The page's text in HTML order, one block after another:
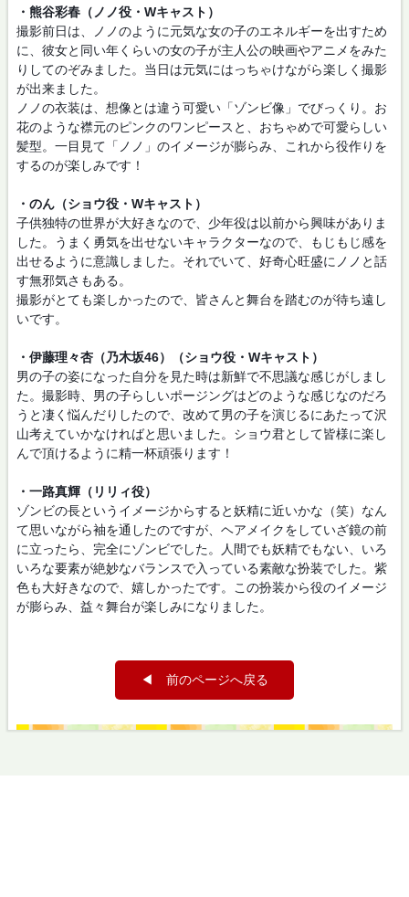
・熊谷彩春（ノノ役・Wキャスト）
撮影前日は、ノノのように元気な女の子のエネルギーを出すため
に、彼女と同い年くらいの女の子が主人公の映画やアニメをみた
りしてのぞみました。当日は元気にはっちゃけながら楽しく撮影
が出来ました。
ノノの衣装は、想像とは違う可愛い「ゾンビ像」でびっくり。お
花のような襟元のピンクのワンピースと、おちゃめで可愛らしい
髪型。一目見て「ノノ」のイメージが膨らみ、これから役作りを
するのが楽しみです！
・のん（ショウ役・Wキャスト）
子供独特の世界が大好きなので、少年役は以前から興味がありま
した。うまく勇気を出せないキャラクターなので、もじもじ感を
出せるように意識しました。それでいて、好奇心旺盛にノノと話
す無邪気さもある。
撮影がとても楽しかったので、皆さんと舞台を踏むのが待ち遠し
いです。
・伊藤理々杏（乃木坂46）（ショウ役・Wキャスト）
男の子の姿になった自分を見た時は新鮮で不思議な感じがしまし
た。撮影時、男の子らしいポージングはどのような感じなのだろ
うと凄く悩んだりしたので、改めて男の子を演じるにあたって沢
山考えていかなければと思いました。ショウ君として皆様に楽し
んで頂けるように精一杯頑張ります！
・一路真輝（リリィ役）
ゾンビの長というイメージからすると妖精に近いかな（笑）なん
て思いながら袖を通したのですが、ヘアメイクをしていざ鏡の前
に立ったら、完全にゾンビでした。人間でも妖精でもない、いろ
いろな要素が絶妙なバランスで入っている素敵な扮装でした。紫
色も大好きなので、嬉しかったです。この扮装から役のイメージ
が膨らみ、益々舞台が楽しみになりました。
◀ 前のページへ戻る